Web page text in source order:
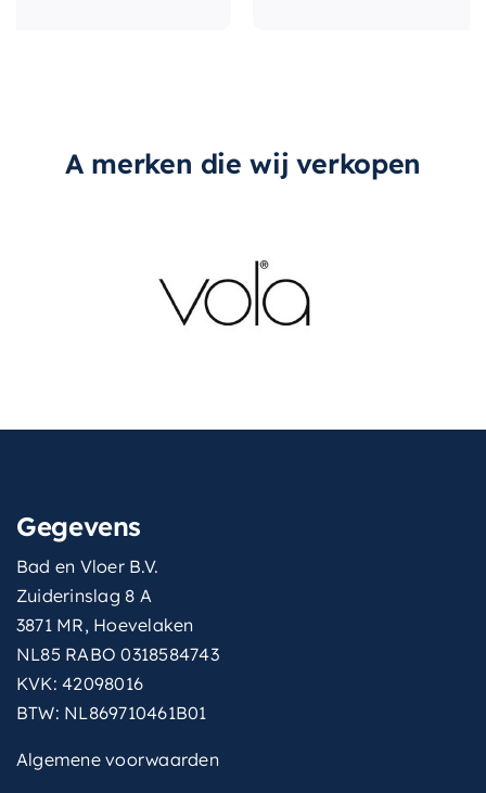
A merken die wij verkopen
Gegevens
Bad en Vloer B.V.
Zuiderinslag 8 A
3871 MR, Hoevelaken
NL85 RABO 0318584743
KVK: 42098016
BTW: NL869710461B01
Algemene voorwaarden